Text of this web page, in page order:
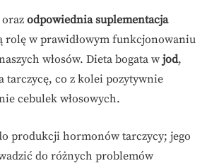
oraz odpowiednia suplementacja
rolę w prawidłowym funkcjonowaniu
włosów. Dieta bogata w jod,
tarczycę, co z kolei pozytywnie
cebulek włosowych.
produkcji hormonów tarczycy; jego
do różnych problemów